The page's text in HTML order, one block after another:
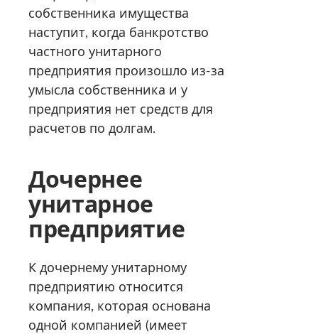
собственника имущества
наступит, когда банкротство
частного унитарного
предприятия произошло из-за
умысла собственника и у
предприятия нет средств для
расчетов по долгам.
Дочернее
унитарное
предприятие
К дочернему унитарному
предприятию относится
компания, которая основана
одной компанией (имеет